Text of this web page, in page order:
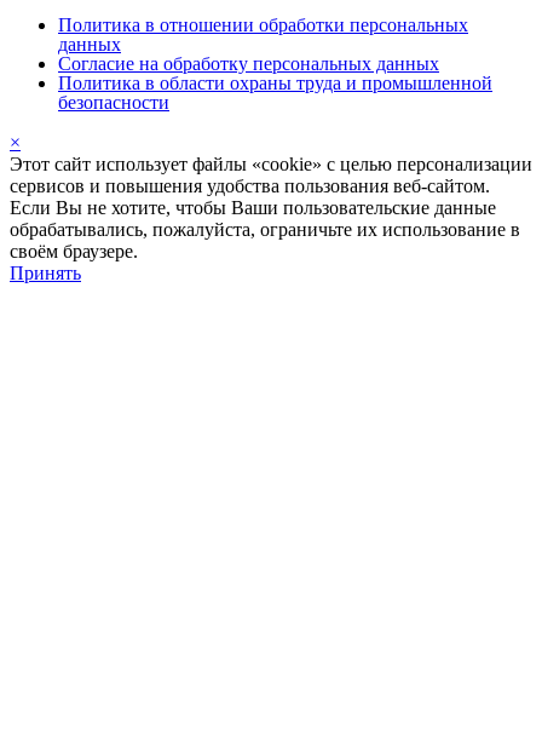
Политика в отношении обработки персональных
данных
Согласие на обработку персональных данных
Политика в области охраны труда и промышленной
безопасности
×
Этот сайт использует файлы «cookie» с целью персонализации
сервисов и повышения удобства пользования веб-сайтом.
Если Вы не хотите, чтобы Ваши пользовательские данные
обрабатывались, пожалуйста, ограничьте их использование в
своём браузере.
Принять